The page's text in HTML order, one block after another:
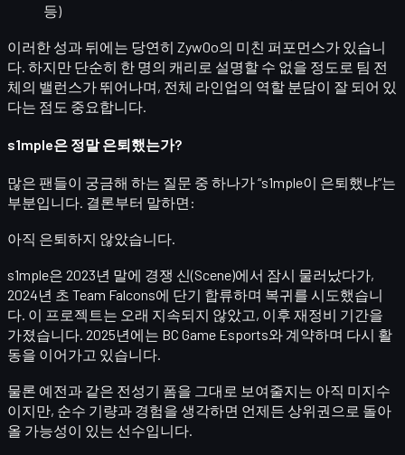
등)
이러한 성과 뒤에는 당연히 ZywOo의 미친 퍼포먼스가 있습니
다. 하지만 단순히 한 명의 캐리로 설명할 수 없을 정도로 팀 전
체의 밸런스가 뛰어나며, 전체 라인업의 역할 분담이 잘 되어 있
다는 점도 중요합니다.
s1mple은 정말 은퇴했는가?
많은 팬들이 궁금해 하는 질문 중 하나가“s1mple이 은퇴했냐”는
부분입니다. 결론부터 말하면:
아직 은퇴하지 않았습니다.
s1mple은 2023년 말에 경쟁 신(Scene)에서 잠시 물러났다가,
2024년 초 Team Falcons에 단기 합류하며 복귀를 시도했습니
다. 이 프로젝트는 오래 지속되지 않았고, 이후 재정비 기간을
가졌습니다. 2025년에는 BC Game Esports와 계약하며 다시 활
동을 이어가고 있습니다.
물론 예전과 같은 전성기 폼을 그대로 보여줄지는 아직 미지수
이지만, 순수 기량과 경험을 생각하면 언제든 상위권으로 돌아
올 가능성이 있는 선수입니다.